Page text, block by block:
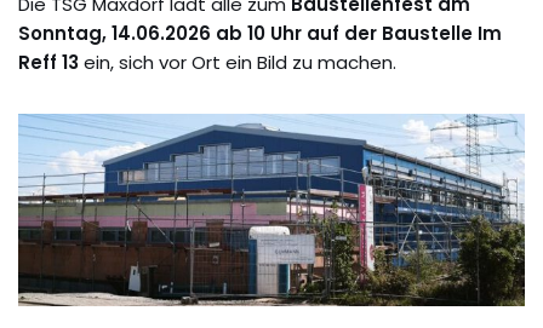
Sonntag, 14.06.2026 ab 10 Uhr auf der Baustelle Im
Reff 13 ein, sich vor Ort ein Bild zu machen.